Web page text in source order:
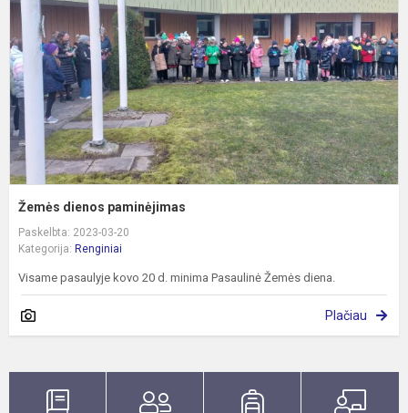
Žemės dienos paminėjimas
Paskelbta: 2023-03-20
Kategorija: Renginiai
Visame pasaulyje kovo 20 d. minima Pasaulinė Žemės diena.
Plačiau